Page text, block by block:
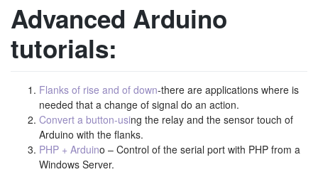
Advanced Arduino
tutorials:
Flanks of rise and of down-there are applications where is
needed that a change of signal do an action.
Convert a button-using the relay and the sensor touch of
Arduino with the flanks.
PHP + Arduino – Control of the serial port with PHP from a
Windows Server.